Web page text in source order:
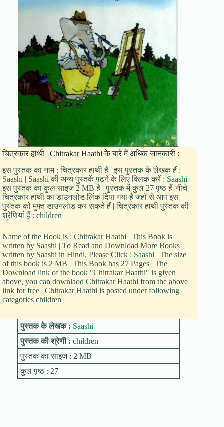
चित्रकार हाथी | Chitrakar Haathi के बारे में अधिक जानकारी :
इस पुस्तक का नाम : चित्रकार हाथी है | इस पुस्तक के लेखक हैं :
Saashi | Saashi की अन्य पुस्तकें पढने के लिए क्लिक करें : Saashi |
इस पुस्तक का कुल साइज 2 MB है | पुस्तक में कुल 27 पृष्ठ हैं |नीचे
चित्रकार हाथी का डाउनलोड लिंक दिया गया है जहाँ से आप इस
पुस्तक को मुफ्त डाउनलोड कर सकते हैं | चित्रकार हाथी पुस्तक की
श्रेणियां हैं : children
Name of the Book is : Chitrakar Haathi | This Book is
written by Saashi | To Read and Download More Books
written by Saashi in Hindi, Please Click : Saashi | The size
of this book is 2 MB | This Book has 27 Pages | The
Download link of the book "Chitrakar Haathi" is given
above, you can downlaod Chitrakar Haathi from the above
link for free | Chitrakar Haathi is posted under following
categories children |
पुस्तक के लेखक : Saashi
पुस्तक की श्रेणी : children
पुस्तक का साइज : 2 MB
कुल पृष्ठ : 27